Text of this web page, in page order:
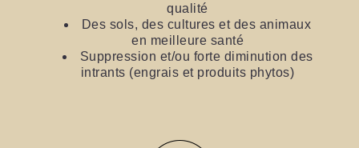
qualité
Des sols, des cultures et des animaux
en meilleure santé
Suppression et/ou forte diminution des
intrants (engrais et produits phytos)